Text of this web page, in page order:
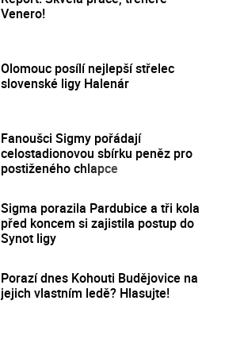
Venero!
Olomouc posílí nejlepší střelec
slovenské ligy Halenár
Fanoušci Sigmy pořádají
celostadionovou sbírku peněz pro
postiženého chlapce
Sigma porazila Pardubice a tři kola
před koncem si zajistila postup do
Synot ligy
Porazí dnes Kohouti Budějovice na
jejich vlastním ledě? Hlasujte!